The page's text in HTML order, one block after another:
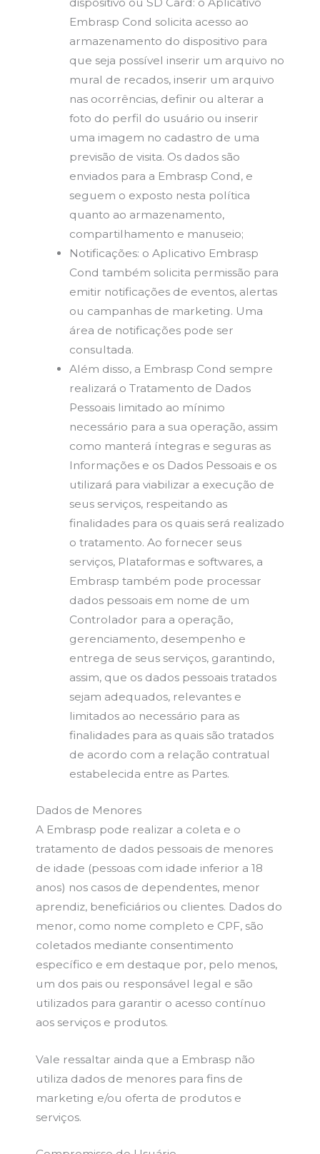
dispositivo ou SD Card: o Aplicativo
Embrasp Cond solicita acesso ao
armazenamento do dispositivo para
que seja possível inserir um arquivo no
mural de recados, inserir um arquivo
nas ocorrências, definir ou alterar a
foto do perfil do usuário ou inserir
uma imagem no cadastro de uma
previsão de visita. Os dados são
enviados para a Embrasp Cond, e
seguem o exposto nesta política
quanto ao armazenamento,
compartilhamento e manuseio;
Notificações: o Aplicativo Embrasp
Cond também solicita permissão para
emitir notificações de eventos, alertas
ou campanhas de marketing. Uma
área de notificações pode ser
consultada.
Além disso, a Embrasp Cond sempre
realizará o Tratamento de Dados
Pessoais limitado ao mínimo
necessário para a sua operação, assim
como manterá íntegras e seguras as
Informações e os Dados Pessoais e os
utilizará para viabilizar a execução de
seus serviços, respeitando as
finalidades para os quais será realizado
o tratamento. Ao fornecer seus
serviços, Plataformas e softwares, a
Embrasp também pode processar
dados pessoais em nome de um
Controlador para a operação,
gerenciamento, desempenho e
entrega de seus serviços, garantindo,
assim, que os dados pessoais tratados
sejam adequados, relevantes e
limitados ao necessário para as
finalidades para as quais são tratados
de acordo com a relação contratual
estabelecida entre as Partes.
Dados de Menores
A Embrasp pode realizar a coleta e o
tratamento de dados pessoais de menores
de idade (pessoas com idade inferior a 18
anos) nos casos de dependentes, menor
aprendiz, beneficiários ou clientes. Dados do
menor, como nome completo e CPF, são
coletados mediante consentimento
específico e em destaque por, pelo menos,
um dos pais ou responsável legal e são
utilizados para garantir o acesso contínuo
aos serviços e produtos.
Vale ressaltar ainda que a Embrasp não
utiliza dados de menores para fins de
marketing e/ou oferta de produtos e
serviços.